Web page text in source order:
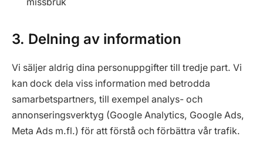
3. Delning av information
Vi säljer aldrig dina personuppgifter till tredje part. Vi
kan dock dela viss information med betrodda
samarbetspartners, till exempel analys- och
annonseringsverktyg (Google Analytics, Google Ads,
Meta Ads m.fl.) för att förstå och förbättra vår trafik.